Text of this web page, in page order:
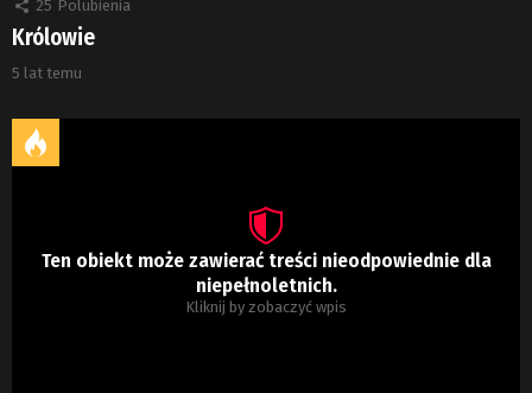
25 Polubienia
Królowie
5 lat temu
Ten obiekt może zawierać treści nieodpowiednie dla
niepełnoletnich.
Kliknij by zobaczyć wpis